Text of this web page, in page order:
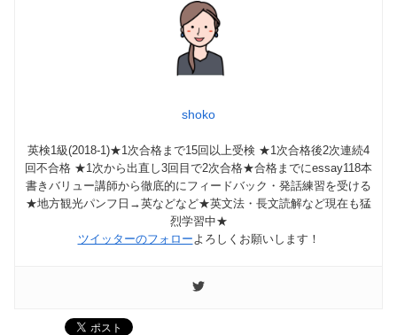
shoko
英検1級(2018-1)★1次合格まで15回以上受検 ★1次合格後2次連続4
回不合格 ★1次から出直し3回目で2次合格★合格までにessay118本
書きバリュー講師から徹底的にフィードバック・発話練習を受ける
★地方観光パンフ日→英などなど★英文法・長文読解など現在も猛
烈学習中★
ツイッターのフォローよろしくお願いします！